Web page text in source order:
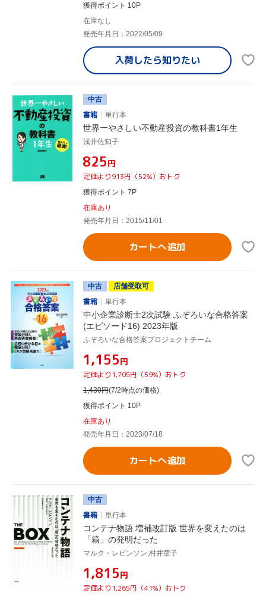
獲得ポイント 10P
在庫なし
発売年月日：2022/05/09
入荷したら知りたい
中古
書籍
単行本
世界一やさしい不動産投資の教科書1年生
浅井佐知子
¥825円
定価より913円（52%）おトク
獲得ポイント 7P
在庫あり
発売年月日：2015/11/01
カートへ追加
中古
店舗受取可
書籍
単行本
中小企業診断士2次試験 ふぞろいな合格答案
(エピソード16) 2023年版
ふぞろいな合格答案プロジェクトチーム
¥1,155円
定価より1,705円（59%）おトク
1,430円(7/2時点の価格)
獲得ポイント 10P
在庫あり
発売年月日：2023/07/18
カートへ追加
中古
書籍
単行本
コンテナ物語 増補改訂版 世界を変えたのは
「箱」の発明だった
マルク・レビンソン,村井章子
¥1,815円
定価より1,265円（41%）おトク